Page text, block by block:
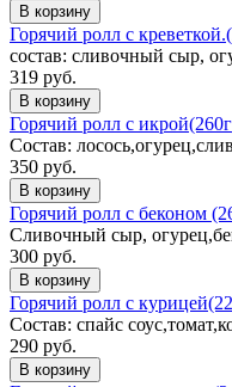
В корзину
Горячий ролл с
состав: сливочный сыр,
319 руб.
В корзину
Горячий ролл с
Состав:
350 руб.
В корзину
Горячий ролл с беконом
Сливочный сыр,
300 руб.
В корзину
Горячий ролл с
Состав: спайс
290 руб.
В корзину